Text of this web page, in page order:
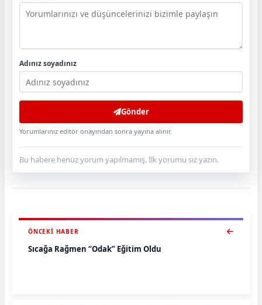
Adınız soyadınız
Gönder
Yorumlarınız editör onayından sonra yayına alınır.
Bu habere henüz yorum yapılmamış. İlk yorumu siz yazın.
ÖNCEKI HABER
Sıcağa Rağmen “Odak” Eğitim Oldu